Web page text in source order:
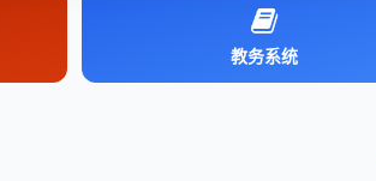
教务系统